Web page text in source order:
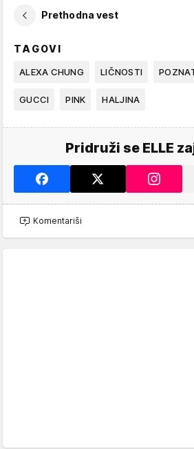
Prethodna vest
TAGOVI
ALEXA CHUNG LIČNOSTI
GUCCI PINK HALJINA
Pridruži se ELLE
Komentariši